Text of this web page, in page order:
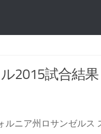
2015試合結
ルニア州ロサンゼル